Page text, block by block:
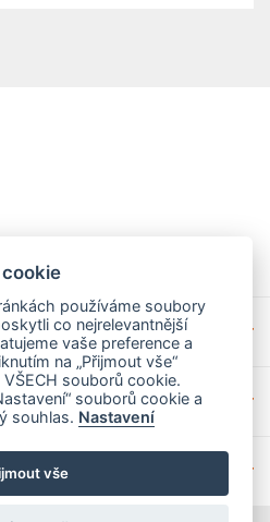
používáme soubory
co nejrelevantnější
vaše preference a
na „Přijmout vše“
souborů cookie.
souborů cookie a
souhlas. Nastavení
vše